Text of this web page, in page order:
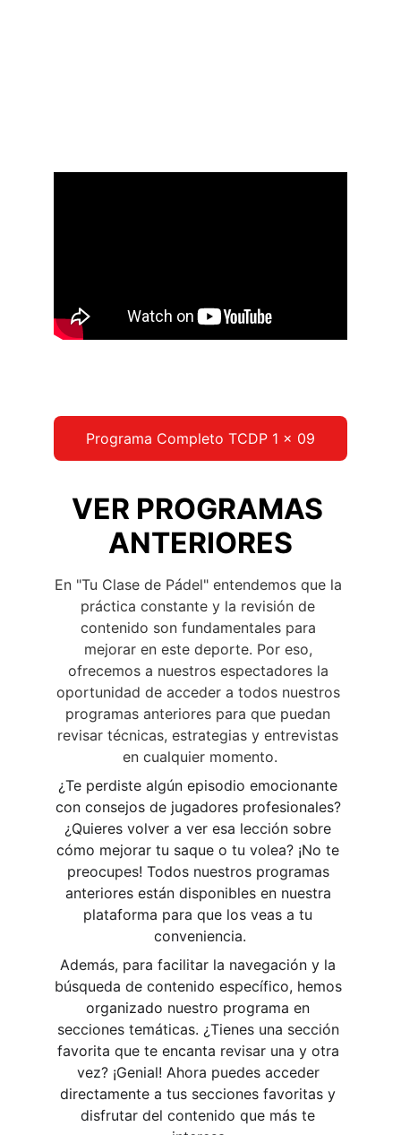
Programa Completo TCDP 1 x 09
VER PROGRAMAS
ANTERIORES
En "Tu Clase de Pádel" entendemos que la
práctica constante y la revisión de
contenido son fundamentales para
mejorar en este deporte. Por eso,
ofrecemos a nuestros espectadores la
oportunidad de acceder a todos nuestros
programas anteriores para que puedan
revisar técnicas, estrategias y entrevistas
en cualquier momento.
¿Te perdiste algún episodio emocionante
con consejos de jugadores profesionales?
¿Quieres volver a ver esa lección sobre
cómo mejorar tu saque o tu volea? ¡No te
preocupes! Todos nuestros programas
anteriores están disponibles en nuestra
plataforma para que los veas a tu
conveniencia.
Además, para facilitar la navegación y la
búsqueda de contenido específico, hemos
organizado nuestro programa en
secciones temáticas. ¿Tienes una sección
favorita que te encanta revisar una y otra
vez? ¡Genial! Ahora puedes acceder
directamente a tus secciones favoritas y
disfrutar del contenido que más te